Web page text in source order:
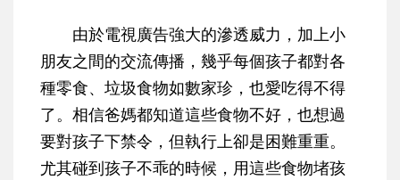
由於電視廣告強大的滲透威力，加上小
朋友之間的交流傳播，幾乎每個孩子都對各
種零食、垃圾食物如數家珍，也愛吃得不得
了。相信爸媽都知道這些食物不好，也想過
要對孩子下禁令，但執行上卻是困難重重。
尤其碰到孩子不乖的時候，用這些食物堵孩